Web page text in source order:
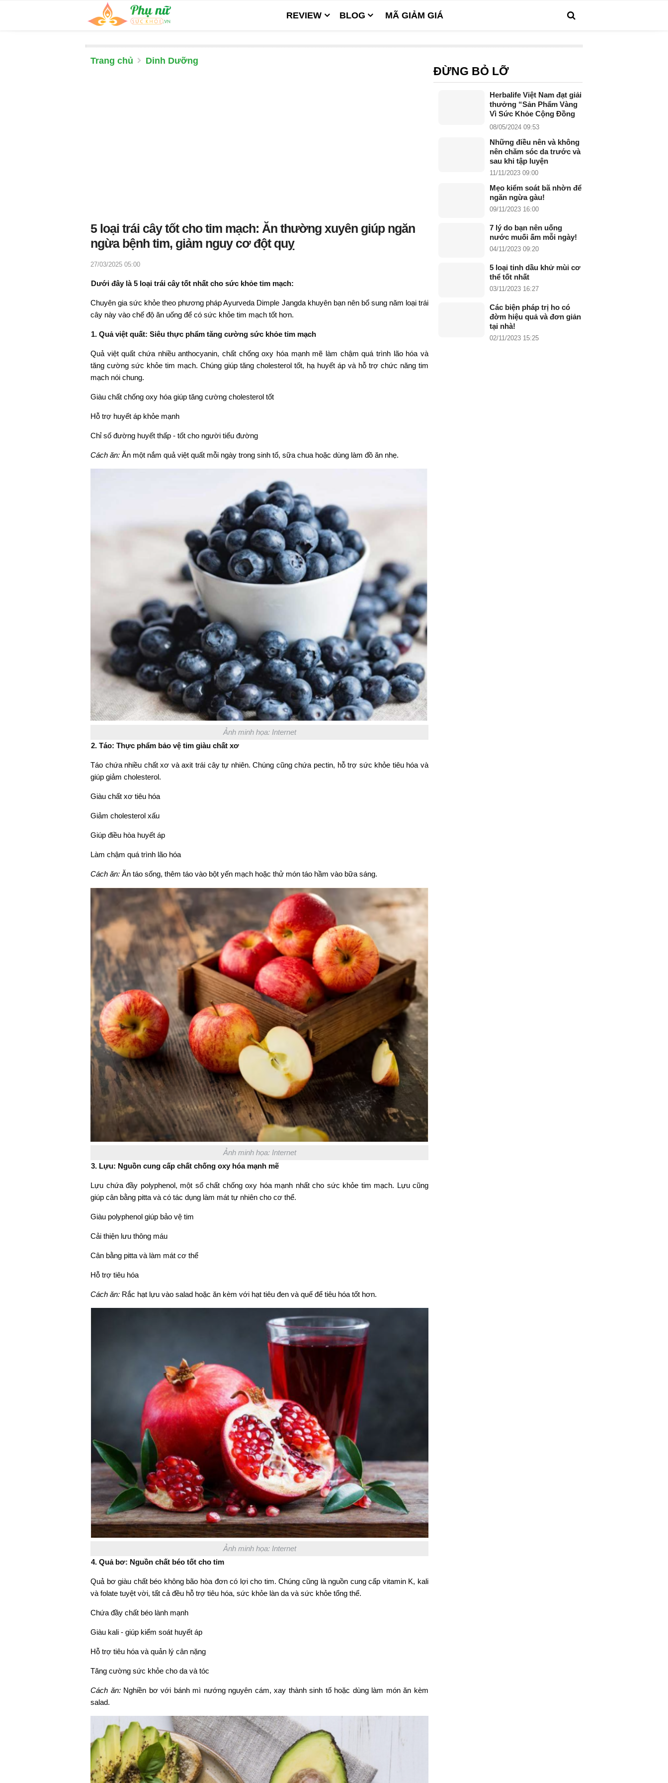
REVIEW BLOG MÃ GIẢM GIÁ
Trang chủ Dinh Dưỡng
5 loại trái cây tốt cho tim mạch: Ăn thường xuyên giúp ngăn
ngừa bệnh tim, giảm nguy cơ đột quỵ
27/03/2025 05:00
Dưới đây là 5 loại trái cây tốt nhất cho sức khỏe tim mạch:
Chuyên gia sức khỏe theo phương pháp Ayurveda Dimple Jangda khuyên bạn nên bổ sung năm loại trái
cây này vào chế độ ăn uống để có sức khỏe tim mạch tốt hơn.
1. Quả việt quất: Siêu thực phẩm tăng cường sức khỏe tim mạch
Quả việt quất chứa nhiều anthocyanin, chất chống oxy hóa mạnh mẽ làm chậm quá trình lão hóa và
tăng cường sức khỏe tim mạch. Chúng giúp tăng cholesterol tốt, hạ huyết áp và hỗ trợ chức năng tim
mạch nói chung.
Giàu chất chống oxy hóa giúp tăng cường cholesterol tốt
Hỗ trợ huyết áp khỏe mạnh
Chỉ số đường huyết thấp - tốt cho người tiểu đường
Cách ăn: Ăn một nắm quả việt quất mỗi ngày trong sinh tố, sữa chua hoặc dùng làm đồ ăn nhẹ.
Ảnh minh họa: Internet
2. Táo: Thực phẩm bảo vệ tim giàu chất xơ
Táo chứa nhiều chất xơ và axit trái cây tự nhiên. Chúng cũng chứa pectin, hỗ trợ sức khỏe tiêu hóa và
giúp giảm cholesterol.
Giàu chất xơ tiêu hóa
Giảm cholesterol xấu
Giúp điều hòa huyết áp
Làm chậm quá trình lão hóa
Cách ăn: Ăn táo sống, thêm táo vào bột yến mạch hoặc thử món táo hầm vào bữa sáng.
Ảnh minh họa: Internet
3. Lựu: Nguồn cung cấp chất chống oxy hóa mạnh mẽ
Lựu chứa đầy polyphenol, một số chất chống oxy hóa mạnh nhất cho sức khỏe tim mạch. Lựu cũng
giúp cân bằng pitta và có tác dụng làm mát tự nhiên cho cơ thể.
Giàu polyphenol giúp bảo vệ tim
Cải thiện lưu thông máu
Cân bằng pitta và làm mát cơ thể
Hỗ trợ tiêu hóa
Cách ăn: Rắc hạt lựu vào salad hoặc ăn kèm với hạt tiêu đen và quế để tiêu hóa tốt hơn.
Ảnh minh họa: Internet
4. Quả bơ: Nguồn chất béo tốt cho tim
Quả bơ giàu chất béo không bão hòa đơn có lợi cho tim. Chúng cũng là nguồn cung cấp vitamin K, kali
và folate tuyệt vời, tất cả đều hỗ trợ tiêu hóa, sức khỏe làn da và sức khỏe tổng thể.
Chứa đầy chất béo lành mạnh
Giàu kali - giúp kiểm soát huyết áp
Hỗ trợ tiêu hóa và quản lý cân nặng
Tăng cường sức khỏe cho da và tóc
Cách ăn:Nghiền bơ với bánh mì nướng nguyên cám, xay thành sinh tố hoặc dùng làm món ăn kèm
salad.
ĐỪNG BỎ LỠ
Herbalife Việt Nam đạt giải
thưởng “Sản Phẩm Vàng
Vì Sức Khỏe Cộng Đồng
năm 2024”
08/05/2024 09:53
Những điều nên và không
nên chăm sóc da trước và
sau khi tập luyện
11/11/2023 09:00
Mẹo kiểm soát bã nhờn để
ngăn ngừa gàu!
09/11/2023 16:00
7 lý do bạn nên uống
nước muối ấm mỗi ngày!
04/11/2023 09:20
5 loại tinh dầu khử mùi cơ
thể tốt nhất
03/11/2023 16:27
Các biện pháp trị ho có
đờm hiệu quả và đơn giản
tại nhà!
02/11/2023 15:25